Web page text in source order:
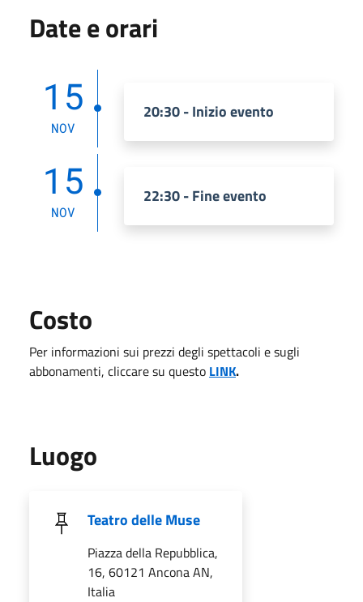
Date e orari
15
NOV
20:30 - Inizio evento
15
NOV
22:30 - Fine evento
Costo
Per informazioni sui prezzi degli spettacoli e sugli
abbonamenti, cliccare su questo LINK.
Luogo
Teatro delle Muse
Piazza della Repubblica,
16, 60121 Ancona AN,
Italia